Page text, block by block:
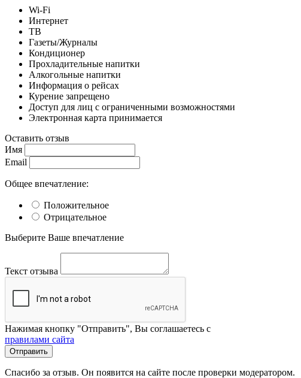
Wi-Fi
Интернет
ТВ
Газеты/Журналы
Кондиционер
Прохладительные напитки
Алкогольные напитки
Информация о рейсах
Курение запрещено
Доступ для лиц с ограниченными возможностями
Электронная карта принимается
Оставить отзыв
Имя
Email
Общее впечатление:
Положительное
Отрицательное
Выберите Ваше впечатление
Текст отзыва
Нажимая кнопку "Отправить", Вы соглашаетесь с
правилами сайта
Отправить
Спасибо за отзыв. Он появится на сайте после проверки модератором.